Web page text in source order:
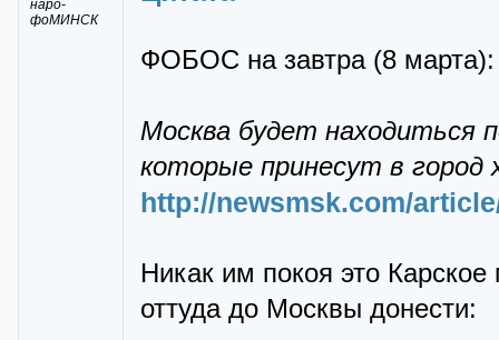
наро-
фоМИНСК
ФОБОС на завтра (8 марта):
Москва будет находиться
которые принесут в город
http://newsmsk.com/
Никак им покоя это Карское
оттуда до Москвы донести: